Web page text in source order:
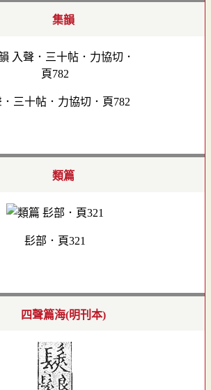
集韻
．三十帖．力協切．頁782
類篇
髟部．頁321
四聲篇海(明刊本)